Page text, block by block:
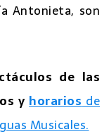
Antonieta, son
de las
y horarios de
Musicales.